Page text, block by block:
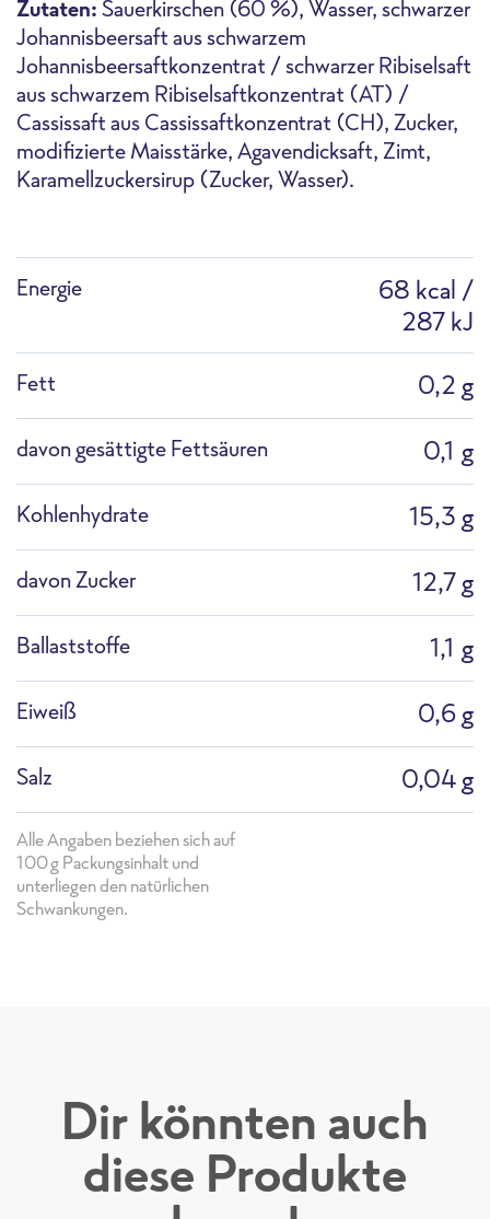
Zutaten:Sauerkirschen (60 %), Wasser, schwarzer
Johannisbeersaft aus schwarzem
Johannisbeersaftkonzentrat / schwarzer Ribiselsaft
aus schwarzem Ribiselsaftkonzentrat (AT) /
Cassissaft aus Cassissaftkonzentrat (CH), Zucker,
modifizierte Maisstärke, Agavendicksaft, Zimt,
Karamellzuckersirup (Zucker, Wasser).
Energie
68 kcal /
287 kJ
Fett 0,2 g
davon gesättigte Fettsäuren 0,1 g
Kohlenhydrate 15,3 g
davon Zucker 12,7 g
Ballaststoffe 1,1 g
Eiweiß 0,6 g
Salz 0,04 g
Alle Angaben beziehen sich auf
100g Packungsinhalt und
unterliegen den natürlichen
Schwankungen.
Ofen Highspeed-Ofen Fritteuse
Auftauen
Profi-Mikrowelle
CO2e / 100g
F2283G FRoSTA Kirsch-Grütze Image
Sortimentsliste 2026_Einzelseiten
Dir könnten auch
diese Produkte